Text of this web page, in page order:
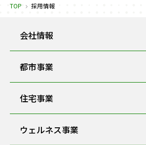
TOP 採用情報
会社情報
都市事業
住宅事業
ウェルネス事業